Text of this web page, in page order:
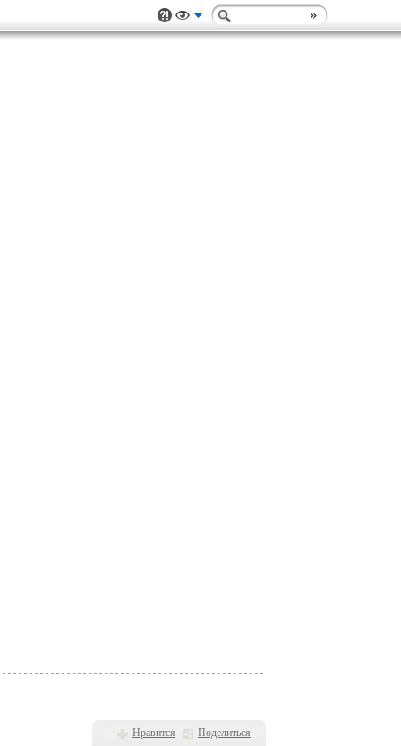
Нравится Поделиться